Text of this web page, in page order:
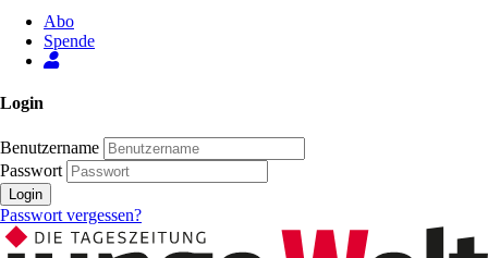
Abo
Spende
Login
Benutzername
Passwort
Login
Passwort vergessen?